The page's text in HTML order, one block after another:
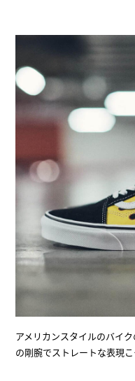
アメリカンスタイルのバイ
の剛腕でストレートな表現こ